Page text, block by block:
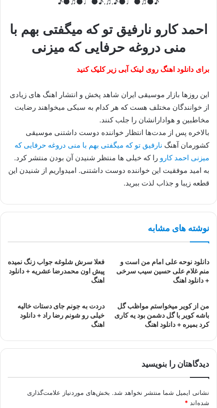
احمد کارو نارفیق تو که میگفتی بهم با
منی دروغه حرفایی که میزنی
برای دانلود اهنگ روی لینک آبی زیر کلیک کنید
این روزها بازار موسیقی ایران شاهد پخش و انتشار اهنگ های زیادی
از خوانندگان مختلف هست که هر کدام به سبکی میخواهند رضایت
مخاطبین و هوادارانشان را جلب کنند.
بالاخره پس از مدت‌ها انتظار خواننده دوست داشتنی موسیقی
کشورمان آهنگ نارفیق تو که میگفتی بهم با منی دروغه حرفایی که
میزنی احمد کارو را که خیلی ها منتظر شنیدن آن بودن منتشر کرد.
به امید موفقیت این خواننده دوست داشتنی. امیدواریم از شنیدن این
قطعه زیبا و جذاب لذت ببرید.
نوشته های مشابه
دانلود نوحه علی امام من است و
منم غلام علی حسین سیب سرخی
+ دانلود اهنگ
فعلا سرش شلوغه جواب زنگ نمیده
پیش اون محمدرضا عشریه + دانلود
اهنگ
من از کویر میخواستم مواظب گل
باشه کویر با گل دشمن بود یه کاری
کرد بمیره + دانلود اهنگ
دردت به جونم جای دستات خالیه
خیلی رو شونم رضا راد + دانلود
اهنگ
دیدگاهتان را بنویسید
نشانی ایمیل شما منتشر نخواهد شد. بخش‌های موردنیاز علامت‌گذاری
شده‌اند *